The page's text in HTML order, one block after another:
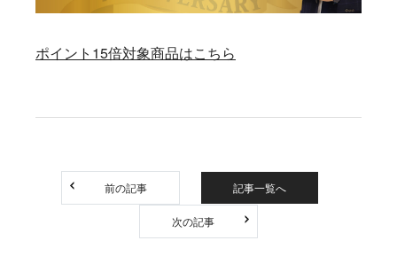
ポイント15倍対象商品はこちら
前の記事 記事一覧へ
次の記事